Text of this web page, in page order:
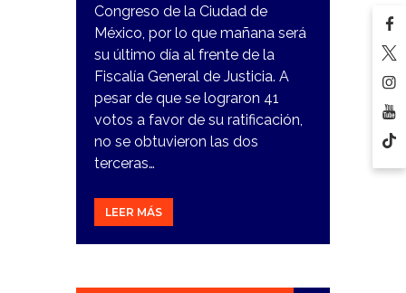
Congreso de la Ciudad de
México, por lo que mañana será
su último día al frente de la
Fiscalía General de Justicia. A
pesar de que se lograron 41
votos a favor de su ratificación,
no se obtuvieron las dos
terceras…
LEER MÁS
3